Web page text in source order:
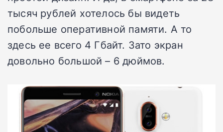
тысяч рублей хотелось бы видеть
побольше оперативной памяти. А то
здесь ее всего 4 Гбайт. Зато экран
довольно большой – 6 дюймов.